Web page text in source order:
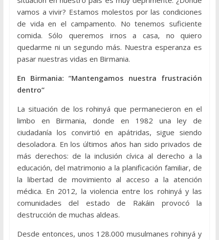
vamos a vivir? Estamos molestos por las condiciones
de vida en el campamento. No tenemos suficiente
comida. Sólo queremos irnos a casa, no quiero
quedarme ni un segundo más. Nuestra esperanza es
pasar nuestras vidas en Birmania.
En Birmania: “Mantengamos nuestra frustración
dentro”
La situación de los rohinyá que permanecieron en el
limbo en Birmania, donde en 1982 una ley de
ciudadanía los convirtió en apátridas, sigue siendo
desoladora. En los últimos años han sido privados de
más derechos: de la inclusión cívica al derecho a la
educación, del matrimonio a la planificación familiar, de
la libertad de movimiento al acceso a la atención
médica. En 2012, la violencia entre los rohinyá y las
comunidades del estado de Rakáin provocó la
destrucción de muchas aldeas.
Desde entonces, unos 128.000 musulmanes rohinyá y